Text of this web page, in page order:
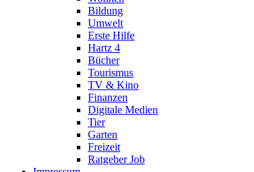
Bildung
Umwelt
Erste Hilfe
Hartz 4
Bücher
Tourismus
TV & Kino
Finanzen
Digitale Medien
Tier
Garten
Freizeit
Ratgeber Job